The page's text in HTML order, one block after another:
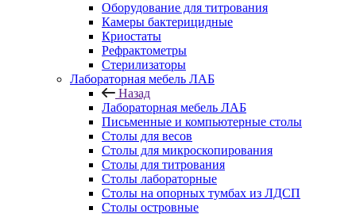
Оборудование для титрования
Камеры бактерицидные
Криостаты
Рефрактометры
Стерилизаторы
Лабораторная мебель ЛАБ
Назад
Лабораторная мебель ЛАБ
Письменные и компьютерные столы
Столы для весов
Столы для микроскопирования
Столы для титрования
Столы лабораторные
Столы на опорных тумбах из ЛДСП
Столы островные